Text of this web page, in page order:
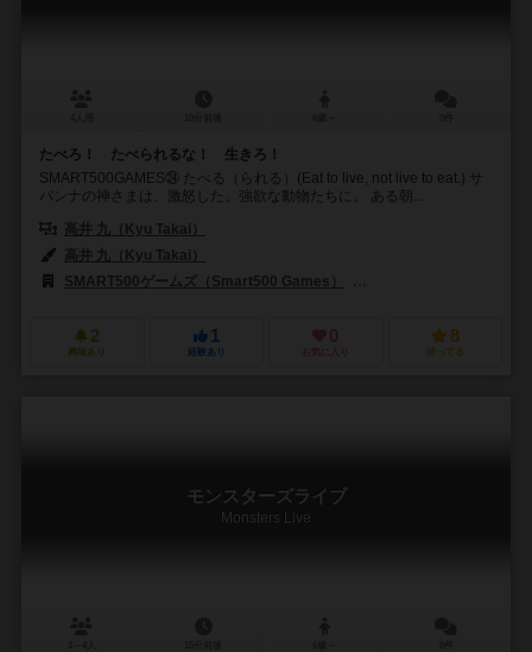
たべろ！ たべられるな！ 生きろ！
SMART500GAMES㉔ たべる（られる）(Eat to live, not live to eat.) サ
バンナの神さまは、激怒した。強欲な動物たちに。 ある朝...
高井 九（Kyu Takai）
高井 九（Kyu Takai）
SMART500ゲームズ（Smart500 Games）
2
興味あり
1
経験あり
0
お気に入り
8
持ってる
モンスターズライブ
Monsters Live